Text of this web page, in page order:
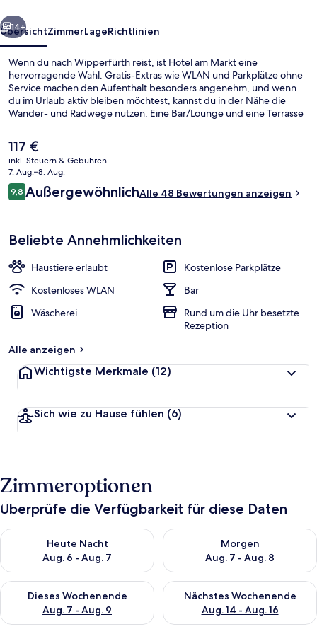
Weiter
14+
ÜbersichtZimmerLageRichtlinien
Wenn du nach Wipperfürth reist, ist Hotel am Markt eine
hervorragende Wahl. Gratis-Extras wie WLAN und Parkplätze ohne
Service machen den Aufenthalt besonders angenehm, und wenn
du im Urlaub aktiv bleiben möchtest, kannst du in der Nähe die
Wander- und Radwege nutzen. Eine Bar/Lounge und eine Terrasse
Der
aktuelle
Preis
beträgt
117 €.
117 €
inkl. Steuern & Gebühren
7. Aug.–8. Aug.
Bewertungen
9,89,8 von 10.
AußergewöhnlichAlle 48 Bewertungen anzeigen
Beliebte Annehmlichkeiten
Haustiere erlaubt
Kostenlose Parkplätze
Kostenloses WLAN
Bar
Wäscherei
Rund um die Uhr besetzte
Rezeption
Alle anzeigen
Wichtigste Merkmale (12)
Sich wie zu Hause fühlen (6)
Zimmeroptionen
Überprüfe die Verfügbarkeit für diese Daten
Heute Nacht
Aug. 6 - Aug. 7
Überprüfe die Verfügbarkeit für heute Nacht, Aug. 6 - Aug. 7.
Morgen
Aug. 7 - Aug. 8
Überprüfe die Verfügbarkeit
Dieses Wochenende
Aug. 7 - Aug. 9
Überprüfe die Verfügbarkeit für dieses Wochenende, Aug. 7
Nächstes Wochenende
Aug. 14 - Aug. 16
Überprüfe die Verfügbarkeit